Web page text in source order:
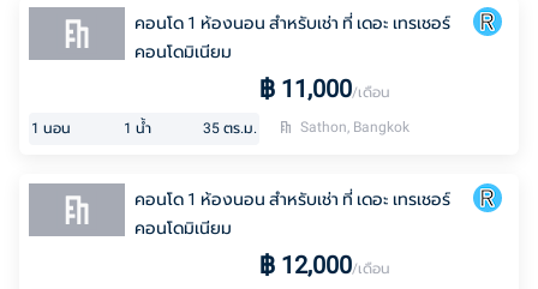
คอนโด 1 ห้องนอน สำหรับเช่า ที่ เดอะ เทรเชอร์
คอนโดมิเนียม
฿ 11,000/เดือน
1 นอน 1 น้ำ 35 ตร.ม. Sathon, Bangkok
คอนโด 1 ห้องนอน สำหรับเช่า ที่ เดอะ เทรเชอร์
คอนโดมิเนียม
฿ 12,000/เดือน